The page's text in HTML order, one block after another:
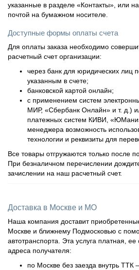
указанные в разделе «Контакты», или
почтой на бумажном носителе.
Доступные формы оплаты счета
Для оплаты заказа необходимо
расчетный счет организации:
через банк для юридических лиц
указанным в счете;
банковской картой онлайн;
с применением систем
МИР, «Сбербанк Онлайн» и т. д.)
платежных систем КИВИ,
менеджера возможность
технологии и реквизиты для
Все товары отгружаются только после
При безналичном перечислении
зачислении на наш расчетный счет.
Доставка в Москве и МО
Наша компания доставит
Москве и ближнему Подмосковью с
автотранспорта. Эта услуга платная, ее
адреса получателя:
по Москве без заезда внутрь ТТК